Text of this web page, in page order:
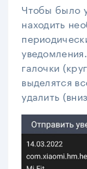
Чтобы было
находить
галочки
выделятся
удалить